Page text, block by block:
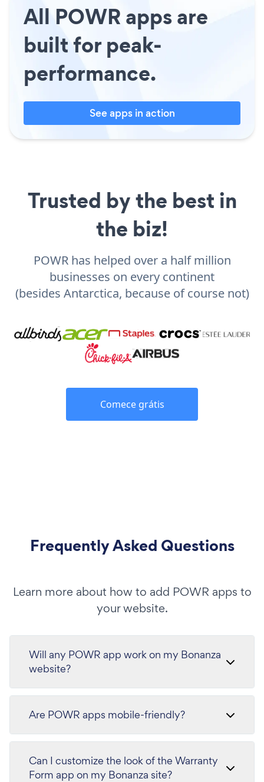
All POWR apps are
built for peak-
performance.
See apps in action
Trusted by the best in
the biz!
POWR has helped over a half million
businesses on every continent
(besides Antarctica, because of course not)
Comece grátis
Frequently Asked Questions
Learn more about how to add POWR apps to
your website.
Will any POWR app work on my Bonanza
website?
Are POWR apps mobile-friendly?
Can I customize the look of the Warranty
Form app on my Bonanza site?